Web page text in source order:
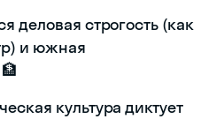
деловая строгость (как
и южная
культура диктует